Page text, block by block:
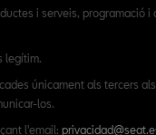
i serveis, programació
legítim.
únicament als tercers
los.
l'email: